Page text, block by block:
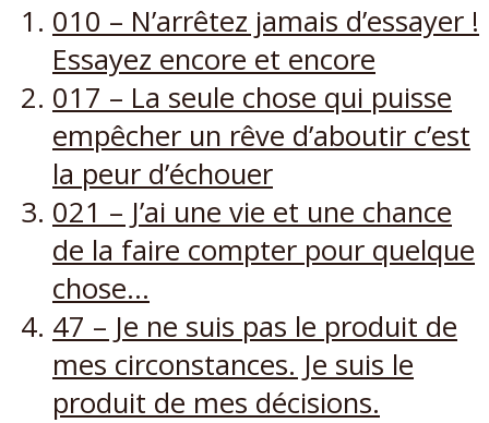
010 – N’arrêtez jamais d’essayer !
Essayez encore et encore
017 – La seule chose qui puisse
empêcher un rêve d’aboutir c’est
la peur d’échouer
021 – J’ai une vie et une chance
de la faire compter pour quelque
chose…
47 – Je ne suis pas le produit de
mes circonstances. Je suis le
produit de mes décisions.